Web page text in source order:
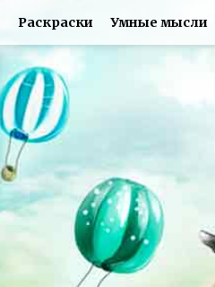
Раскраски Умные мысли